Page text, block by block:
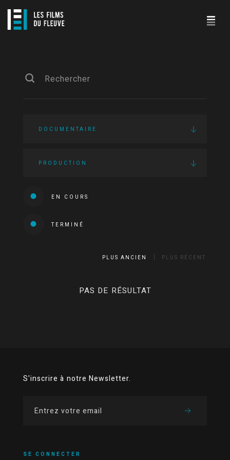
DOCUMENTAIRE
PRODUCTION
EN COURS
TERMINÉ
PLUS ANCIEN PLUS RÉCENT
PAS DE RÉSULTAT
S'inscrire à notre Newsletter.
SE CONNECTER